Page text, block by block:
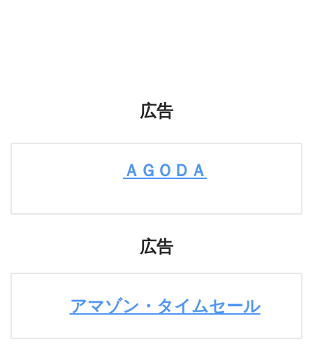
広告
ＡＧＯＤＡ
広告
アマゾン・タイムセール